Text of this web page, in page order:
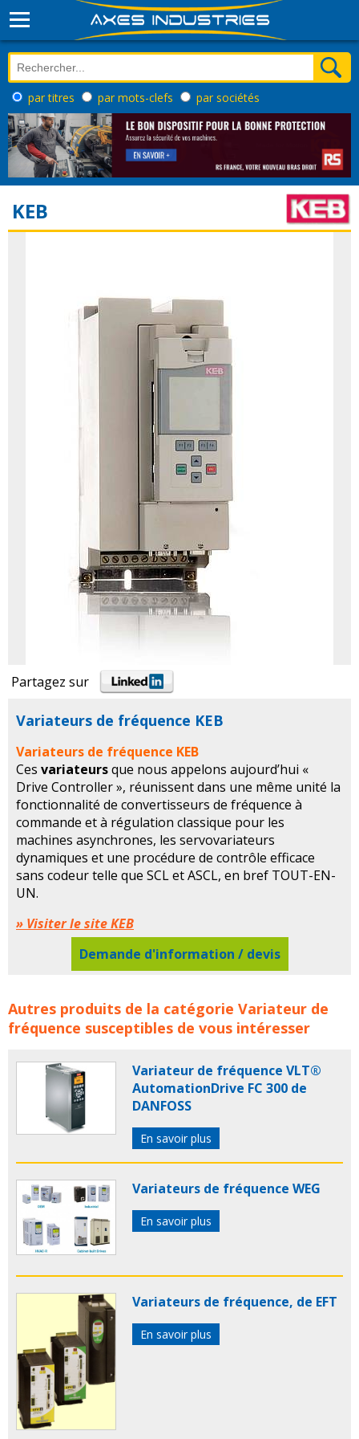
par titres par mots-clefs par sociétés
KEB
Partagez sur
Variateurs de fréquence KEB
Variateurs de fréquence KEB
Ces variateursque nous appelons aujourd’hui «
Drive Controller », réunissent dans une même unité la
fonctionnalité de convertisseurs de fréquence à
commande et à régulation classique pour les
machines asynchrones, les servovariateurs
dynamiques et une procédure de contrôle efficace
sans codeur telle que SCL et ASCL, en bref TOUT-EN-
UN.
» Visiter le site KEB
Demande d'information / devis
Variateurs de fréquence KEB concerne les familles de
produits :keb variateurvariateursvariateur de
Autres produits de la catégorie Variateur de
fréquence susceptibles de vous intéresser
Variateur de fréquence VLT®
AutomationDrive FC 300 de
DANFOSS
En savoir plus
Variateurs de fréquence WEG
En savoir plus
Variateurs de fréquence, de EFT
En savoir plus